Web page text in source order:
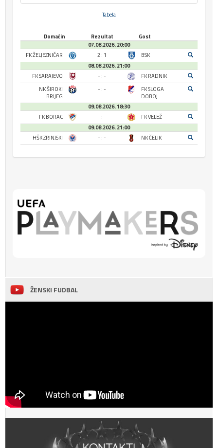
Tabela
Domaćin Rezultat
Gost
07.08.2026. 20:00
FK ŽELJEZNIČAR
2 : 1
BSK
08.08.2026. 21:00
FK SARAJEVO
- : -
FK RADNIK
NK ŠIROKI
BRIJEG
- : -
FK SLOGA
DOBOJ
09.08.2026. 18:30
FK BORAC
- : -
FK VELEŽ
09.08.2026. 21:00
HŠK ZRINJSKI
- : - NK ČELIK
ŽENSKI FUDBAL